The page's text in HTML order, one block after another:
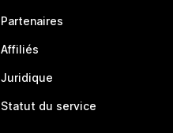
Partenaires
Affiliés
Juridique
Statut du service